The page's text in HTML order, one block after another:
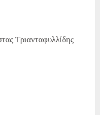
Τριανταφυλλίδης